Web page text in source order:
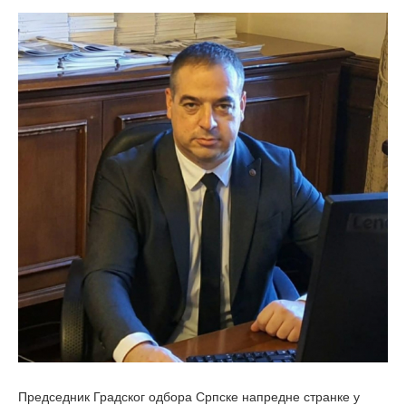
Председник Градског одбора Српске напредне странке у